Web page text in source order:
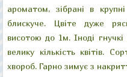
ароматом, зібрані в
блискуче. Цвіте дуже
висотою до 1м. Іноді
велику кількість квітів.
хвороб. Гарно зимує з